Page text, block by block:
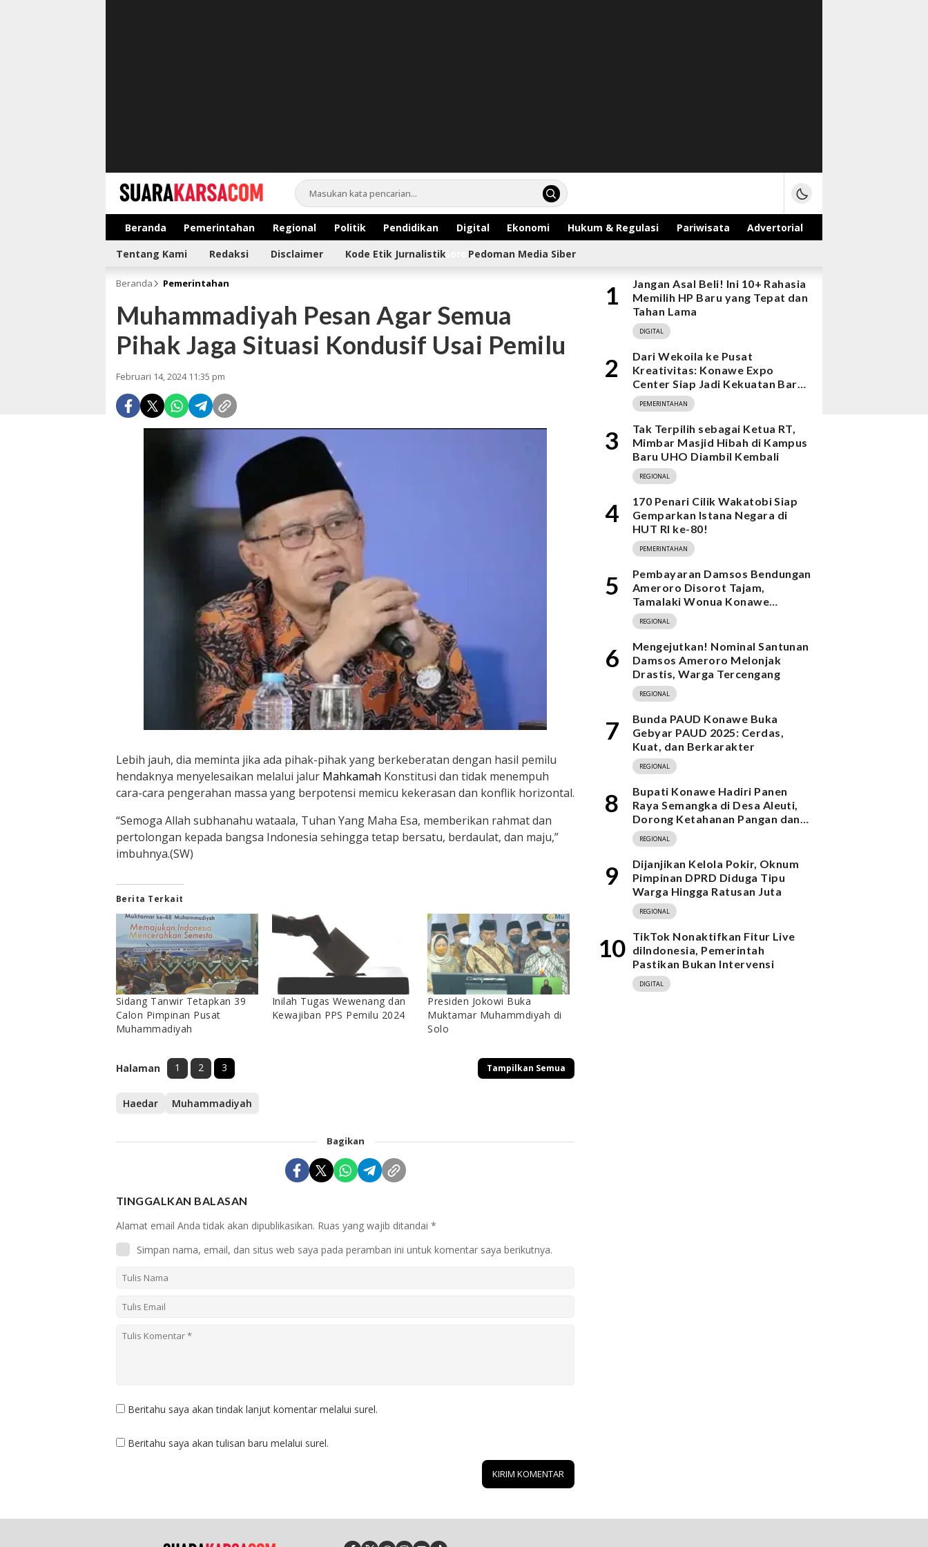
suarakarsa.com
Informasi terpercaya
Beranda Pemerintahan Regional Politik Pendidikan Digital Ekonomi Hukum & Regulasi Pariwisata
Advertorial
Sorotan
Tentang Kami Redaksi Disclaimer Kode Etik Jurnalistik Pedoman Media Siber
Beranda Pemerintahan
Muhammadiyah Pesan Agar Semua
Pihak Jaga Situasi Kondusif Usai Pemilu
Februari 14, 2024 11:35 pm
Lebih jauh, dia meminta jika ada pihak-pihak yang berkeberatan dengan hasil pemilu
hendaknya menyelesaikan melalui jalur Mahkamah Konstitusi dan tidak menempuh
cara-cara pengerahan massa yang berpotensi memicu kekerasan dan konflik horizontal.
“Semoga Allah subhanahu wataala, Tuhan Yang Maha Esa, memberikan rahmat dan
pertolongan kepada bangsa Indonesia sehingga tetap bersatu, berdaulat, dan maju,”
imbuhnya.(SW)
Berita Terkait
Sidang Tanwir Tetapkan 39
Calon Pimpinan Pusat
Muhammadiyah
Inilah Tugas Wewenang dan
Kewajiban PPS Pemilu 2024
Presiden Jokowi Buka
Muktamar Muhammdiyah di
Solo
Halaman 1 2 3 Tampilkan Semua
Haedar Muhammadiyah
Bagikan
TINGGALKAN BALASAN
Alamat email Anda tidak akan dipublikasikan. Ruas yang wajib ditandai *
Simpan nama, email, dan situs web saya pada peramban ini untuk komentar saya berikutnya.
Beritahu saya akan tindak lanjut komentar melalui surel.
Beritahu saya akan tulisan baru melalui surel.
1
Jangan Asal Beli! Ini 10+ Rahasia
Memilih HP Baru yang Tepat dan
Tahan Lama
DIGITAL
2
Dari Wekoila ke Pusat
Kreativitas: Konawe Expo
Center Siap Jadi Kekuatan Baru
Ekonomi
PEMERINTAHAN
3
Tak Terpilih sebagai Ketua RT,
Mimbar Masjid Hibah di Kampus
Baru UHO Diambil Kembali
REGIONAL
4
170 Penari Cilik Wakatobi Siap
Gemparkan Istana Negara di
HUT RI ke-80!
PEMERINTAHAN
5
Pembayaran Damsos Bendungan
Ameroro Disorot Tajam,
Tamalaki Wonua Konawe
Ungkap Dugaan Ketidakberesan
REGIONAL
6
Mengejutkan! Nominal Santunan
Damsos Ameroro Melonjak
Drastis, Warga Tercengang
REGIONAL
7
Bunda PAUD Konawe Buka
Gebyar PAUD 2025: Cerdas,
Kuat, dan Berkarakter
REGIONAL
8
Bupati Konawe Hadiri Panen
Raya Semangka di Desa Aleuti,
Dorong Ketahanan Pangan dan
Program MBG
REGIONAL
9
Dijanjikan Kelola Pokir, Oknum
Pimpinan DPRD Diduga Tipu
Warga Hingga Ratusan Juta
REGIONAL
10 TikTok Nonaktifkan Fitur Live
diIndonesia, Pemerintah
Pastikan Bukan Intervensi
DIGITAL